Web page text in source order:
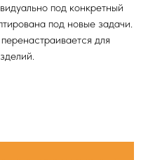
под конкретный
под новые задачи.
для